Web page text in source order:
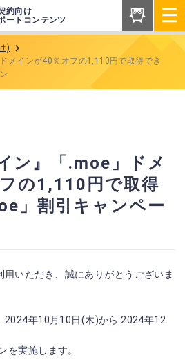
約向け
ートコンテンツ
)
メインが40％オフの1,110円で取得でき
ン』「.moe」ドメ
の1,110円で取得
」割引キャンペー
いただき、誠にありがとうございま
2024年10月10日(木)から 2024年12
を実施します。